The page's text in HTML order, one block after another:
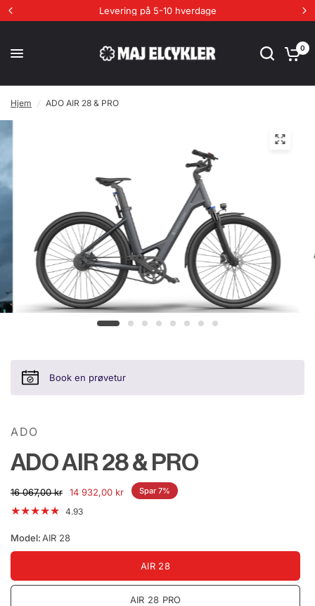
Levering på 5-10 hverdage
0
Hjem / ADO AIR 28 & PRO
Book en prøvetur
ADO
ADO AIR 28 & PRO
16 067,00 kr 14 932,00 kr Spar 7%
4.93
Model:AIR 28
AIR 28
AIR 28 PRO